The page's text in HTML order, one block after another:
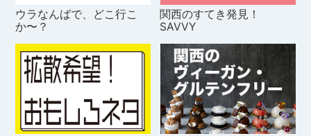
ウラなんばで、どこ行こ
か〜？
関西のすてき発見！
SAVVY